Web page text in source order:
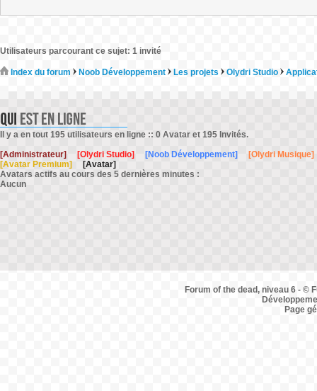
Utilisateurs parcourant ce sujet: 1 invité
Index du forum Noob Développement Les projets Olydri Studio
Il y a en tout 195 utilisateurs en ligne :: 0 Avatar et 195 Invités.
[Administrateur]
[Olydri Studio] [Noob Développement]
[Olydri Musique]
[Avatar Premium]
[Avatar]
Avatars actifs au cours des 5 dernières minutes :
Aucun
Forum of the dead, niveau 6 - ©
Page